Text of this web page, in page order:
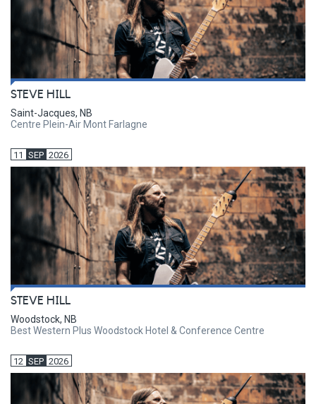
STEVE HILL
Saint-Jacques, NB
Centre Plein-Air Mont Farlagne
11 SEP 2026
STEVE HILL
Woodstock, NB
Best Western Plus Woodstock Hotel & Conference Centre
12 SEP 2026